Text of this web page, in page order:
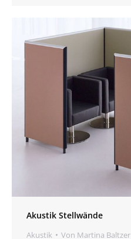
Akustik Stellwände
Akustik Von Martina Baltzer